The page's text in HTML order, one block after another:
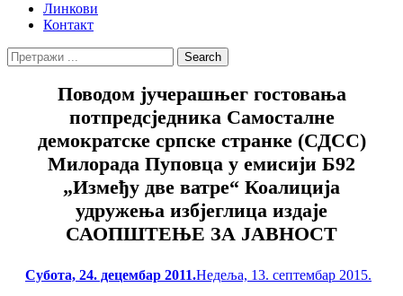
Линкови
Контакт
Search
Search
for:
Поводом јучерашњег гостовања
потпредсједника Самосталне
демократске српске странке (СДСС)
Милорада Пуповца у емисији Б92
„Између две ватре“ Коалиција
удружења избјеглица издаје
САОПШТЕЊЕ ЗА ЈАВНОСТ
Posted
Субота, 24. децембар 2011.Недеља, 13. септембар 2015.